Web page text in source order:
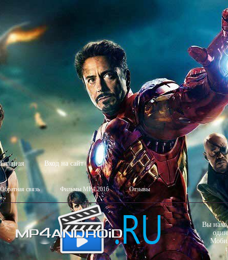
Главная Вход на сайт
Обратная связь Фильмы MP4 2016 Отзывы
Вы